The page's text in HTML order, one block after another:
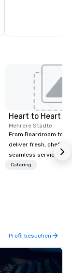
Heart to Heart
Mehrere Städte
From Boardroom to
deliver fresh, chef-
seamless service.
everything—menu
Catering
Profil besuchen